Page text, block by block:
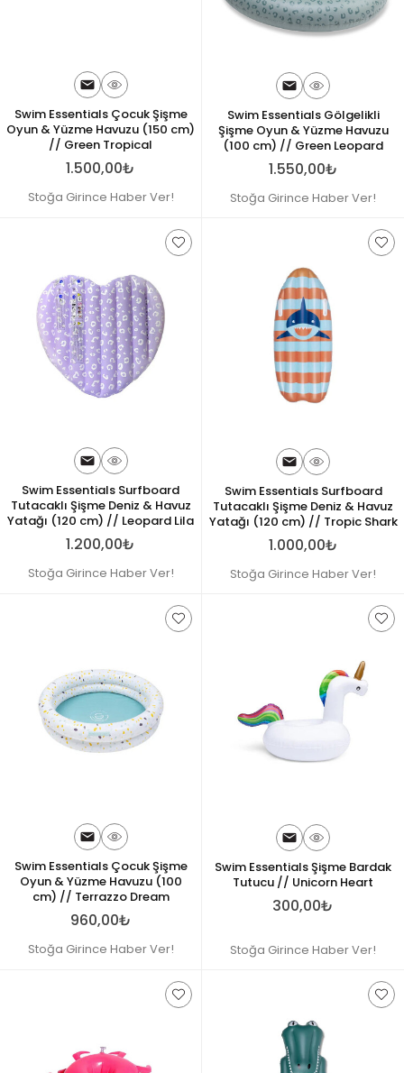
Swim Essentials Çocuk Şişme
Oyun & Yüzme Havuzu (150 cm)
// Green Tropical
1.500,00₺
Stoğa Girince Haber Ver!
Swim Essentials Gölgelikli
Şişme Oyun & Yüzme Havuzu
(100 cm) // Green Leopard
1.550,00₺
Stoğa Girince Haber Ver!
Swim Essentials Surfboard
Tutacaklı Şişme Deniz & Havuz
Yatağı (120 cm) // Leopard Lila
1.200,00₺
Stoğa Girince Haber Ver!
Swim Essentials Surfboard
Tutacaklı Şişme Deniz & Havuz
Yatağı (120 cm) // Tropic Shark
1.000,00₺
Stoğa Girince Haber Ver!
Swim Essentials Çocuk Şişme
Oyun & Yüzme Havuzu (100
cm) // Terrazzo Dream
960,00₺
Stoğa Girince Haber Ver!
Swim Essentials Şişme Bardak
Tutucu // Unicorn Heart
300,00₺
Stoğa Girince Haber Ver!